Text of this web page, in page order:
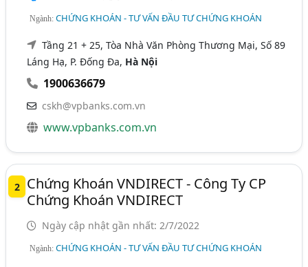
Ngành:CHỨNG KHOÁN - TƯ VẤN ĐẦU TƯ CHỨNG KHOÁN
Tầng 21 + 25, Tòa Nhà Văn Phòng Thương Mại, Số 89
Láng Hạ, P. Đống Đa, Hà Nội
1900636679
cskh@vpbanks.com.vn
www.vpbanks.com.vn
2
Chứng Khoán VNDIRECT - Công Ty CP
Chứng Khoán VNDIRECT
Ngày cập nhật gần nhất: 2/7/2022
Ngành:CHỨNG KHOÁN - TƯ VẤN ĐẦU TƯ CHỨNG KHOÁN